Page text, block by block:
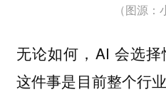
（图源：
无论如何，AI 会选
这件事是目前整个行